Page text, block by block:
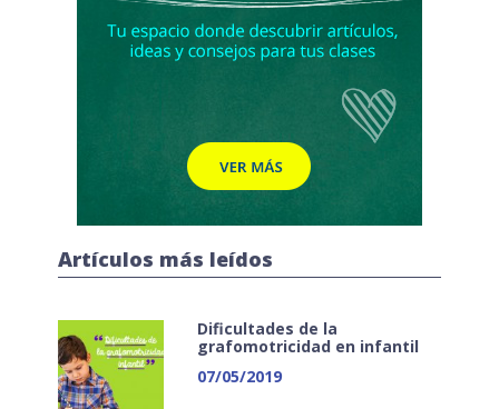
Artículos más leídos
Dificultades de la
grafomotricidad en infantil
07/05/2019